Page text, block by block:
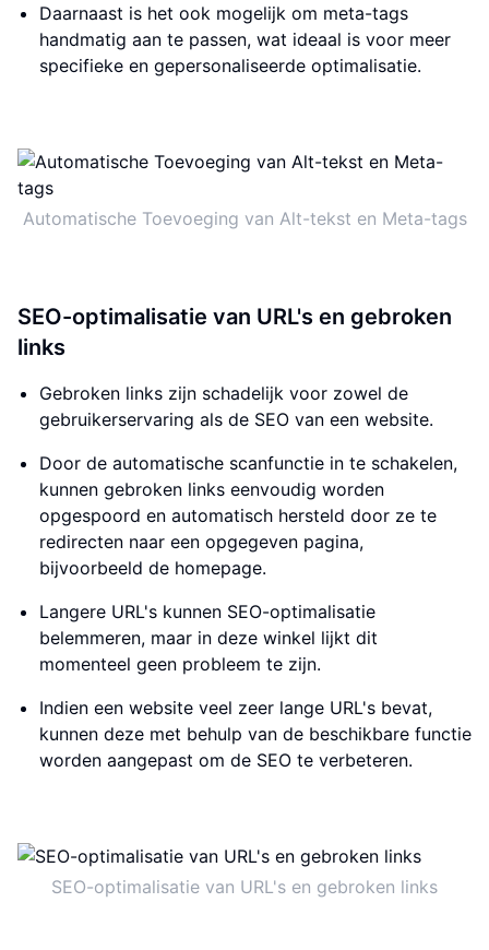
Daarnaast is het ook mogelijk om meta-tags
handmatig aan te passen, wat ideaal is voor meer
specifieke en gepersonaliseerde optimalisatie.
Automatische Toevoeging van Alt-tekst en Meta-tags
SEO-optimalisatie van URL's en gebroken
links
Gebroken links zijn schadelijk voor zowel de
gebruikerservaring als de SEO van een website.
Door de automatische scanfunctie in te schakelen,
kunnen gebroken links eenvoudig worden
opgespoord en automatisch hersteld door ze te
redirecten naar een opgegeven pagina,
bijvoorbeeld de homepage.
Langere URL's kunnen SEO-optimalisatie
belemmeren, maar in deze winkel lijkt dit
momenteel geen probleem te zijn.
Indien een website veel zeer lange URL's bevat,
kunnen deze met behulp van de beschikbare functie
worden aangepast om de SEO te verbeteren.
SEO-optimalisatie van URL's en gebroken links